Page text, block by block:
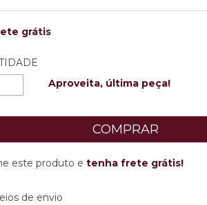
grátis
Aproveita, última peça!
este produto etenha frete grátis!
para o CEP:
de envio